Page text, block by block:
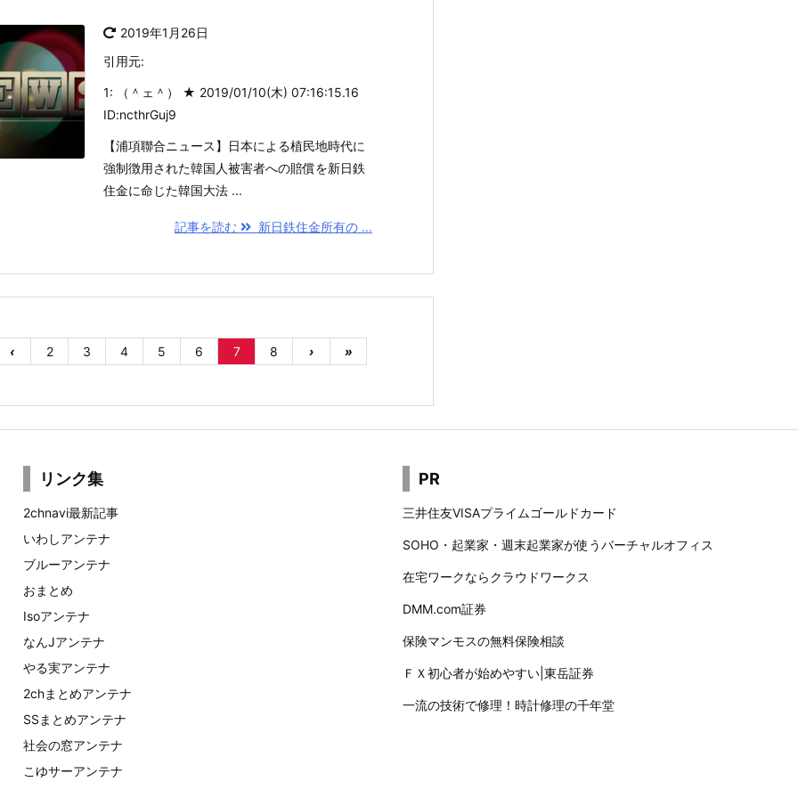
2019年1月26日
引用元:
1: （＾ェ＾） ★ 2019/01/10(木) 07:16:15.16
ID:ncthrGuj9
【浦項聯合ニュース】日本による植民地時代に
強制徴用された韓国人被害者への賠償を新日鉄
住金に命じた韓国大法 ...
記事を読む 新日鉄住金所有の ...
‹ 2 3 4 5 6 7 8 › »
リンク集
2chnavi最新記事
いわしアンテナ
ブルーアンテナ
おまとめ
Isoアンテナ
なんJアンテナ
やる実アンテナ
2chまとめアンテナ
SSまとめアンテナ
社会の窓アンテナ
こゆサーアンテナ
PR
三井住友VISAプライムゴールドカード
SOHO・起業家・週末起業家が使うバーチャルオフィス
在宅ワークならクラウドワークス
DMM.com証券
保険マンモスの無料保険相談
ＦＸ初心者が始めやすい|東岳証券
一流の技術で修理！時計修理の千年堂